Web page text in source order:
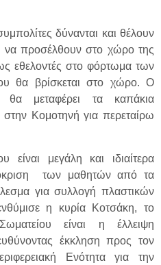
δύνανται και θέλουν
να προσέλθουν στο χώρο της
εθελοντές στο φόρτωμα των
θα βρίσκεται στο χώρο. Ο
θα μεταφέρει τα καπάκια
Κομοτηνή για περεταίρω
μεγάλη και ιδιαίτερα
των μαθητών από τα
για συλλογή πλαστικών
η κυρία Κοτσάκη, το
είναι η έλλειψη
έκκληση προς τον
Ενότητα για την